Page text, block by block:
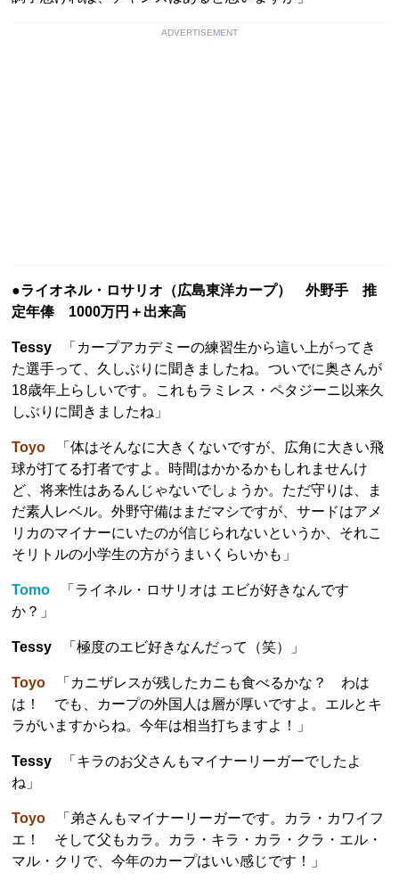
ADVERTISEMENT
●ライオネル・ロサリオ（広島東洋カープ） 外野手 推
定年俸 1000万円＋出来高
Tessy 「カープアカデミーの練習生から這い上がってき
た選手って、久しぶりに聞きましたね。ついでに奥さんが
18歳年上らしいです。これもラミレス・ペタジーニ以来久
しぶりに聞きましたね」
Toyo 「体はそんなに大きくないですが、広角に大きい飛
球が打てる打者ですよ。時間はかかるかもしれませんけ
ど、将来性はあるんじゃないでしょうか。ただ守りは、ま
だ素人レベル。外野守備はまだマシですが、サードはアメ
リカのマイナーにいたのが信じられないというか、それこ
そリトルの小学生の方がうまいくらいかも」
Tomo 「ライネル・ロサリオは エビが好きなんです
か？」
Tessy 「極度のエビ好きなんだって（笑）」
Toyo 「カニザレスが残したカニも食べるかな？ わは
は！ でも、カープの外国人は層が厚いですよ。エルとキ
ラがいますからね。今年は相当打ちますよ！」
Tessy 「キラのお父さんもマイナーリーガーでしたよ
ね」
Toyo 「弟さんもマイナーリーガーです。カラ・カワイフ
エ！ そして父もカラ。カラ・キラ・カラ・クラ・エル・
マル・クリで、今年のカープはいい感じです！」